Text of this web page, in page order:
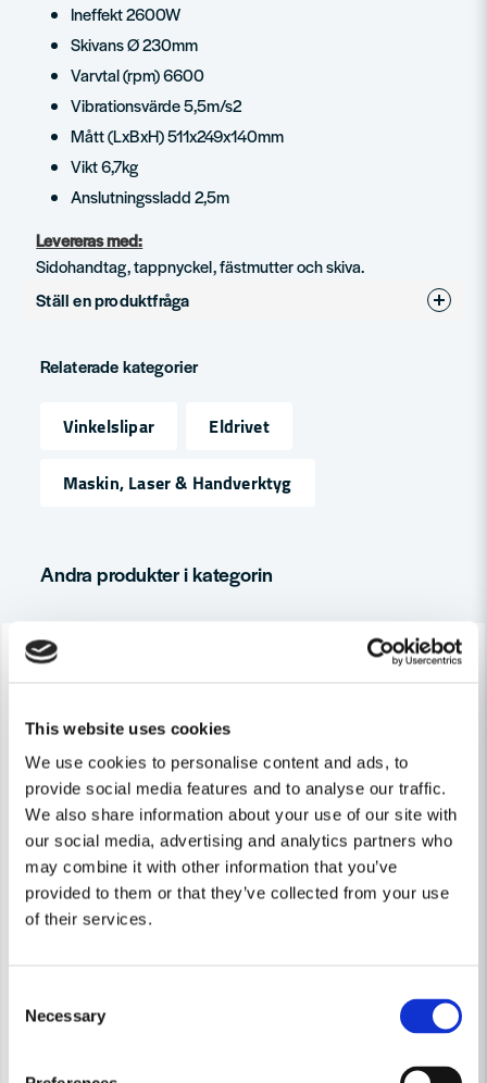
This website uses cookies
We use cookies to personalise content and ads, to
provide social media features and to analyse our traffic.
We also share information about your use of our site with
our social media, advertising and analytics partners who
may combine it with other information that you’ve
provided to them or that they’ve collected from your use
of their services.
Selection
Necessary
Ineffekt 2600W
Skivans Ø 230mm
Varvtal (rpm) 6600
Vibrationsvärde 5,5m/s2
Mått (LxBxH) 511x249x140mm
Vikt 6,7kg
Anslutningssladd 2,5m
Levereras med:
Sidohandtag, tappnyckel, fästmutter och skiva.
Ställ en produktfråga
Fråga oss något om denna produkten...
Namn
Skicka fråga
Relaterade kategorier
Vinkelslipar
Eldrivet
Maskin, Laser & Handverktyg
Andra produkter i kategorin
-10%
Makita 9565PC01 Vinkelslip